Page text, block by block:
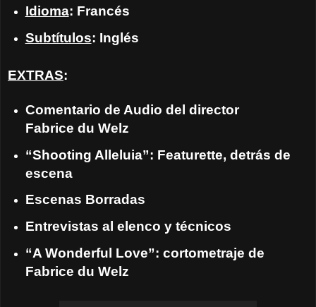
Idioma: Francés
Subtítulos: Inglés
EXTRAS:
Comentario de Audio del director
Fabrice du Welz
“Shooting Alleluia”: Featurette, detrás de
escena
Escenas Borradas
Entrevistas al elenco y técnicos
“A Wonderful Love”: cortometraje de
Fabrice du Welz